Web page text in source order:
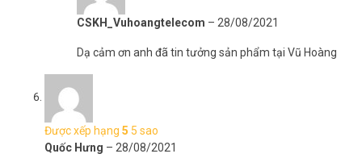
CSKH_Vuhoangtelecom – 28/08/2021
Dạ cảm ơn anh đã tin tưởng sản phẩm tại Vũ Hoàng
Được xếp hạng 5 5 sao
Quốc Hưng – 28/08/2021